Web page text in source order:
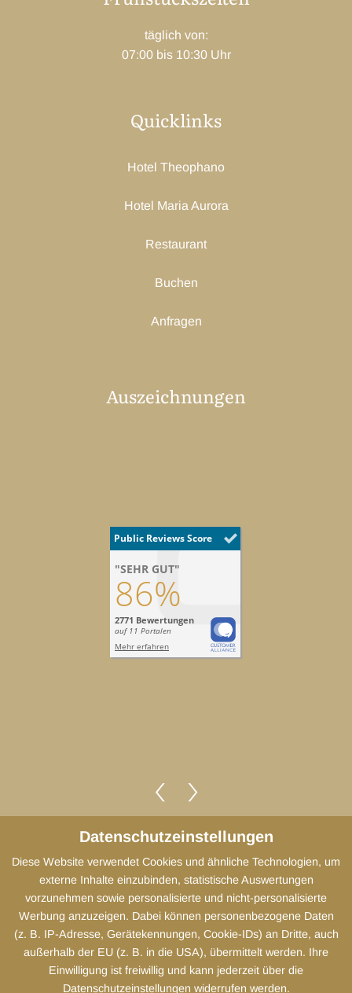
Datenschutzeinstellungen
Diese Website verwendet Cookies und ähnliche Technologien, um
externe Inhalte einzubinden, statistische Auswertungen
vorzunehmen sowie personalisierte und nicht-personalisierte
Werbung anzuzeigen. Dabei können personenbezogene Daten
(z. B. IP-Adresse, Gerätekennungen, Cookie-IDs) an Dritte, auch
außerhalb der EU (z. B. in die USA), übermittelt werden. Ihre
Einwilligung ist freiwillig und kann jederzeit über die
Datenschutzeinstellungen widerrufen werden.
täglich von:
07:00 bis 10:30 Uhr
Quicklinks
Hotel Theophano
Hotel Maria Aurora
Restaurant
Buchen
Anfragen
Auszeichnungen
Impressum
Datenschutz
Cookies
Sitemap